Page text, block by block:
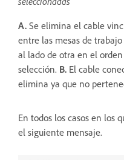
A. Se elimina el cable
entre las mesas de
al lado de otra en el
selección. B. El cable
elimina ya que no
En todos los casos en los
el siguiente mensaje.